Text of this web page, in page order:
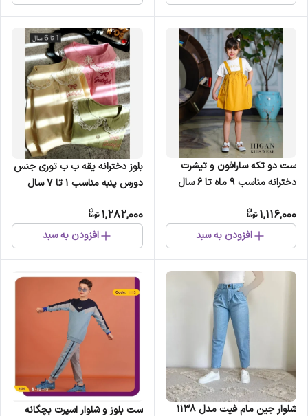
ست دو تکه سارافون و تیشرت
دخترانه مناسب 9 ماه تا 6 سال
1,116,000
افزودن به سبد
بلوز دخترانه یقه ب ب توری جنس
دورس پنبه مناسب 1 تا 7 سال
1,282,000
افزودن به سبد
شلوار جین مام فیت مدل 1138 ست بلوز و شلوار اسپرت بچگانه